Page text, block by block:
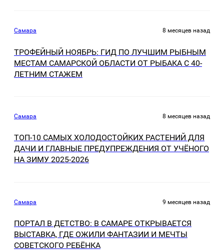
Самара 8 месяцев назад
ТРОФЕЙНЫЙ НОЯБРЬ: ГИД ПО ЛУЧШИМ РЫБНЫМ
МЕСТАМ САМАРСКОЙ ОБЛАСТИ ОТ РЫБАКА С 40-
ЛЕТНИМ СТАЖЕМ
Самара 8 месяцев назад
ТОП-10 САМЫХ ХОЛОДОСТОЙКИХ РАСТЕНИЙ ДЛЯ
ДАЧИ И ГЛАВНЫЕ ПРЕДУПРЕЖДЕНИЯ ОТ УЧЁНОГО
НА ЗИМУ 2025-2026
Самара 9 месяцев назад
ПОРТАЛ В ДЕТСТВО: В САМАРЕ ОТКРЫВАЕТСЯ
ВЫСТАВКА, ГДЕ ОЖИЛИ ФАНТАЗИИ И МЕЧТЫ
СОВЕТСКОГО РЕБЁНКА